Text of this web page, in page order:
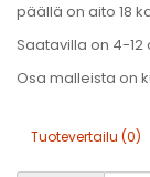
päällä on aito 18
Saatavilla on 4-
Osa malleista on
Tuotevertailu (0)